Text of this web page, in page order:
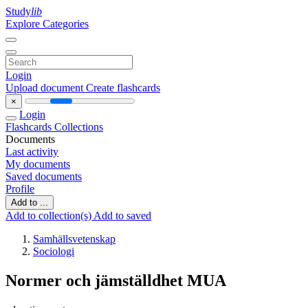
Studylib
Explore Categories
Login
Upload document Create flashcards
×
Login
Flashcards Collections
Documents
Last activity
My documents
Saved documents
Profile
Add to ...
Add to collection(s) Add to saved
Samhällsvetenskap
Sociologi
Normer och jämställdhet MUA